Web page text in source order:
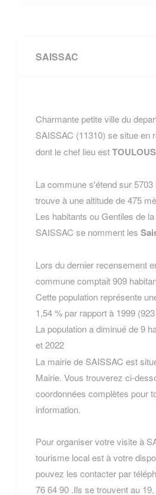
SAISSAC
Charmante petite ville du
SAISSAC (11310) se situe en
dont le chef lieu est
La commune s'étend sur
trouve à une altitude de 475
Les habitants ou Gentiles de
SAISSAC se nomment les
Lors du dernier recensement
commune comptait 909
Cette population représente
1,54 % par rapport à 1999
La population a diminué de 9
et 2022
La mairie de SAISSAC est
Mairie. Vous trouverez ci-
coordonnées complètes pour
information.
Pour organiser votre visite à
tourisme local est à votre
pouvez les contacter par
76 64 90 .Ils se trouvent au